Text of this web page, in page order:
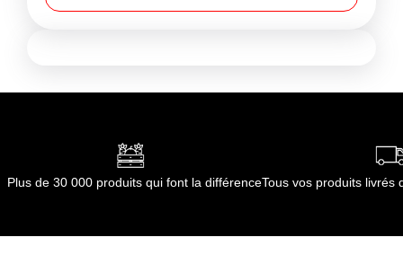
Plus de 30 000 produits qui font la différenceTous vos produits livrés